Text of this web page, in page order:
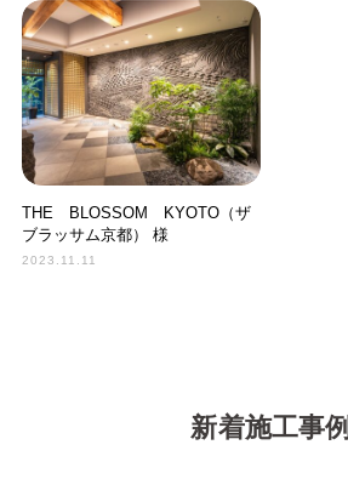
THE BLOSSOM KYOTO（ザ
ブラッサム京都） 様
2023.11.11
新着施工事例